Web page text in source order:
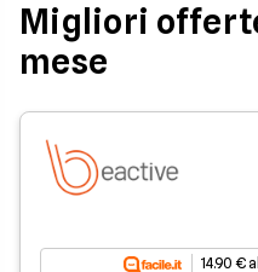
Migliori
mese
14.90 €